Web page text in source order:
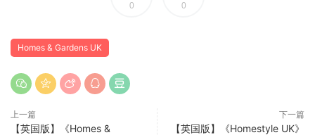
0 0
Homes & Gardens UK
上一篇
【英国版】《Homes &
下一篇
【英国版】《Homestyle UK》